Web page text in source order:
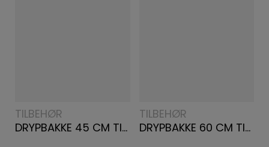
TILBEHØR
DRYPBAKKE 45 CM TIL OPVASKE- & VASKEMASKINER E2WHD450
TILBEHØR
DRYPBAKKE 60 CM TIL OPVASKE- & VASKEMASKINER E2WHD600